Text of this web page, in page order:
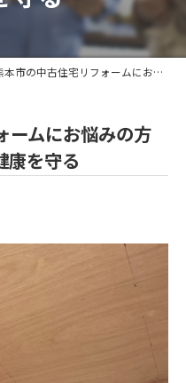
市の中古住宅リフォームにお悩みの方へ - カビ対策で家族の健康を守る
ームにお悩みの方
康を守る